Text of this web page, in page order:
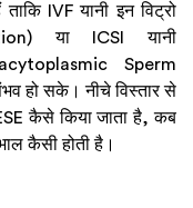
IVF यानी इन विट्रो
या ICSI यानी
Sperm
हो सके। नीचे विस्तार से
कैसे किया जाता है, कब
कैसी होती है।